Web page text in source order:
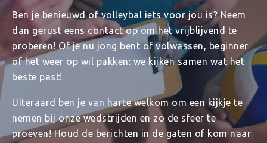
Ben je benieuwd of volleybal iets voor jou is? Neem
dan gerust eens contact op om het vrijblijvend te
proberen! Of je nu jong bent of volwassen, beginner
of het weer op wil pakken: we kijken samen wat het
beste past!
Uiteraard ben je van harte welkom om een kijkje te
nemen bij onze wedstrijden en zo de sfeer te
proeven! Houd de berichten in de gaten of kom naar